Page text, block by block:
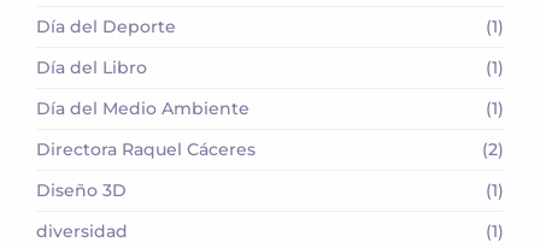
Día del Deporte
(1)
Día del Libro
(1)
Día del Medio Ambiente
(1)
Directora Raquel Cáceres
(2)
Diseño 3D
(1)
diversidad
(1)